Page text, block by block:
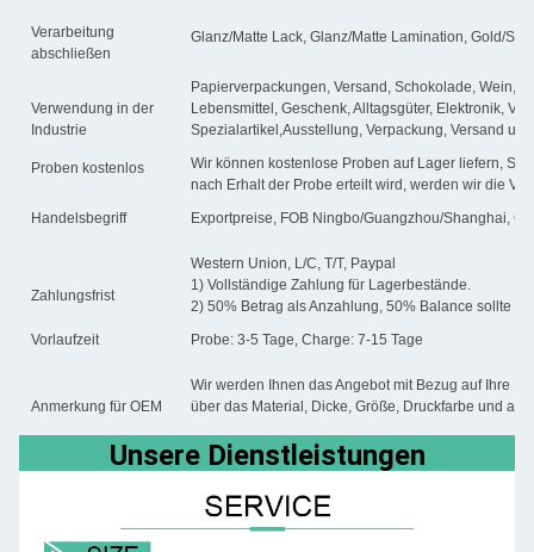
Verarbeitung
abschließen
Glanz/Matte Lack, Glanz/Matte Lamination, Gold/
Verwendung in der
Industrie
Papierverpackungen, Versand, Schokolade, Wein,
Lebensmittel, Geschenk, Alltagsgüter, Elektronik,
Spezialartikel,Ausstellung, Verpackung, Versand
Proben kostenlos
Wir können kostenlose Proben auf Lager liefern,
nach Erhalt der Probe erteilt wird, werden wir die
Handelsbegriff
Exportpreise, FOB Ningbo/Guangzhou/Shanghai,
Zahlungsfrist
Western Union, L/C, T/T, Paypal
1) Vollständige Zahlung für Lagerbestände.
2) 50% Betrag als Anzahlung, 50% Balance sollte
Vorlaufzeit
Probe: 3-5 Tage, Charge: 7-15 Tage
Anmerkung für OEM
Wir werden Ihnen das Angebot mit Bezug auf Ihre
über das Material, Dicke, Größe, Druckfarbe und
Unsere Dienstleistungen